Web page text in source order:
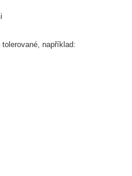
například: